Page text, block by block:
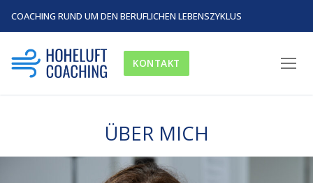
COACHING RUND UM DEN BERUFLICHEN LEBENSZYKLUS
KONTAKT
ÜBER MICH